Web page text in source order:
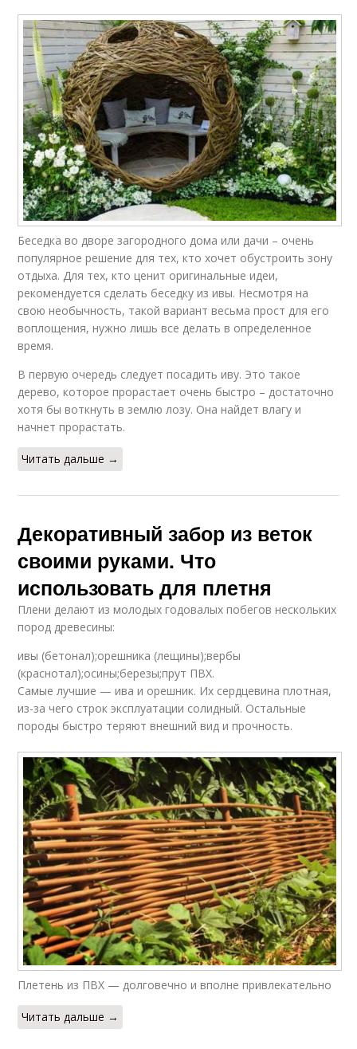
Беседка во дворе загородного дома или дачи – очень
популярное решение для тех, кто хочет обустроить зону
отдыха. Для тех, кто ценит оригинальные идеи,
рекомендуется сделать беседку из ивы. Несмотря на
свою необычность, такой вариант весьма прост для его
воплощения, нужно лишь все делать в определенное
время.
В первую очередь следует посадить иву. Это такое
дерево, которое прорастает очень быстро – достаточно
хотя бы воткнуть в землю лозу. Она найдет влагу и
начнет прорастать.
Читать дальше →
Декоративный забор из веток
своими руками. Что
использовать для плетня
Плени делают из молодых годовалых побегов нескольких
пород древесины:
ивы (бетонал);орешника (лещины);вербы
(краснотал);осины;березы;прут ПВХ.
Самые лучшие — ива и орешник. Их сердцевина плотная,
из-за чего строк эксплуатации солидный. Остальные
породы быстро теряют внешний вид и прочность.
Плетень из ПВХ — долговечно и вполне привлекательно
Читать дальше →